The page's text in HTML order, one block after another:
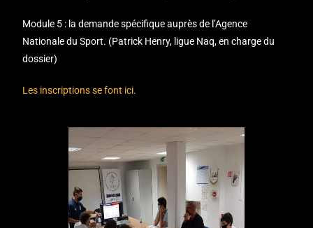
Module 5 : la demande spécifique auprès de l’Agence
Nationale du Sport. (Patrick Henry, ligue Naq, en charge du
dossier)
Les inscriptions se font ici.